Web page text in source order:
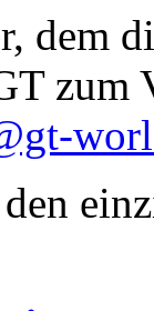
dem
zum